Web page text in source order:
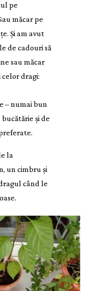
pe
măcar pe
Și am avut
de cadouri să
sau măcar
celor dragi:
– numai bun
și de
la
un cimbru și
când le